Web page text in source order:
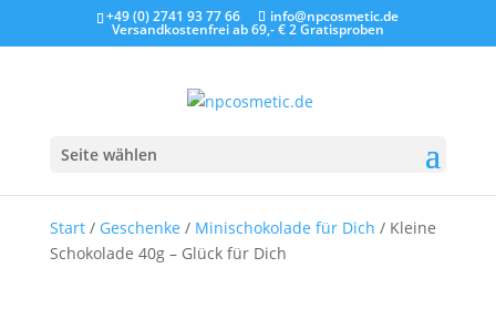
+49 (0) 2741 93 77 66 info@npcosmetic.de
Versandkostenfrei ab 69,- €2 Gratisproben
Seite wählen
Start/ Geschenke / Minischokolade für Dich / Kleine
Schokolade 40g – Glück für Dich